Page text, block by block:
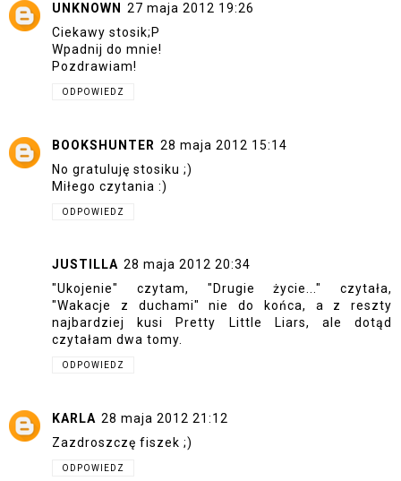
UNKNOWN
27 maja 2012 19:26
Ciekawy stosik;P
Wpadnij do mnie!
Pozdrawiam!
ODPOWIEDZ
BOOKSHUNTER 28 maja 2012 15:14
No gratuluję stosiku ;)
Miłego czytania :)
ODPOWIEDZ
JUSTILLA 28 maja 2012 20:34
"Ukojenie" czytam, "Drugie życie..." czytała,
"Wakacje z duchami" nie do końca, a z reszty
najbardziej kusi Pretty Little Liars, ale dotąd
czytałam dwa tomy.
ODPOWIEDZ
KARLA 28 maja 2012 21:12
Zazdroszczę fiszek ;)
ODPOWIEDZ